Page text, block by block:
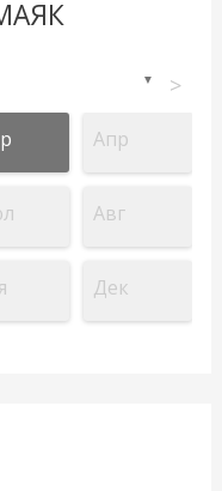
▼ >
Апр
Авг
Дек